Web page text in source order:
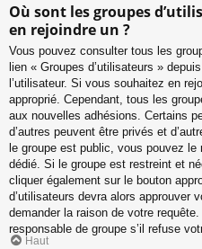
Où sont les groupes
en rejoindre un ?
Vous pouvez consulter tous les
lien « Groupes d’utilisateurs »
l’utilisateur. Si vous souhaitez en
approprié. Cependant, tous les
aux nouvelles adhésions. Certains
d’autres peuvent être privés et
le groupe est public, vous pouvez le
dédié. Si le groupe est restreint et
cliquer également sur le bouton
d’utilisateurs devra alors approuver
demander la raison de votre
responsable de groupe s’il refuse
Haut